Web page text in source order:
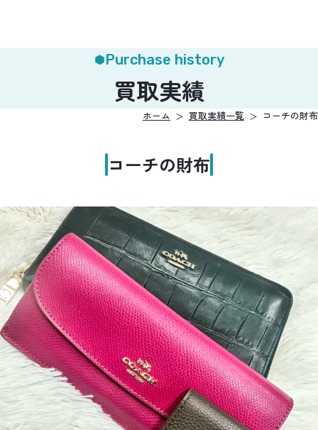
Purchase history
買取実績
ホーム 買取実績一覧 コーチの財布
コーチの財布